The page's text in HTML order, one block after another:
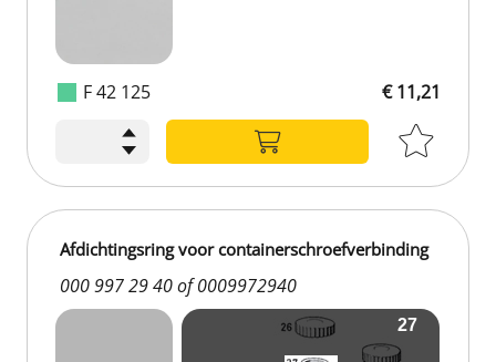
F 42 125 € 11,21
Afdichtingsring voor containerschroefverbinding
000 997 29 40 of 0009972940